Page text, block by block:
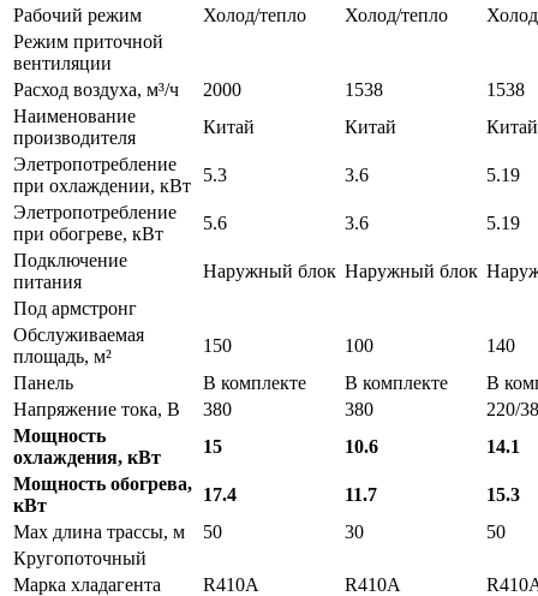
Рабочий режим
Холод/тепло Холод/тепло
Режим приточной
вентиляции
Расход воздуха, м³/ч
2000 1538
1538
Наименование
производителя
Китай Китай
Китай
Элетропотребление
при охлаждении, кВт
5.3 3.6
5.19
Элетропотребление
при обогреве, кВт
5.6 3.6
5.19
Подключение
питания
Наружный блок Наружный блок
Под армстронг
Обслуживаемая
площадь, м²
150 100
140
Панель
В комплекте В комплекте
В
Напряжение тока, В
380 380
220/
Мощность
охлаждения, кВт
15 10.6
14.1
Мощность обогрева,
кВт
17.4 11.7
15.3
Max длина трассы, м
50 30
50
Кругопоточный
Марка хладагента
R410A R410A